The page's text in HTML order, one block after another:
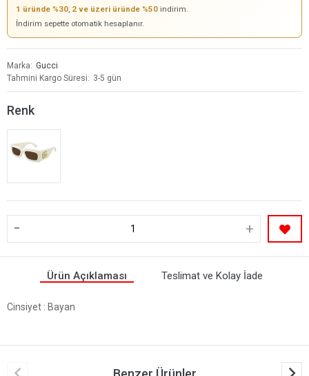
1 üründe %30, 2 ve üzeri üründe %50 indirim.
İndirim sepette otomatik hesaplanır.
Marka
Gucci
Tahmini Kargo Süresi
3-5 gün
Renk
- +
Ürün Açıklaması Teslimat ve Kolay İade
Cinsiyet : Bayan